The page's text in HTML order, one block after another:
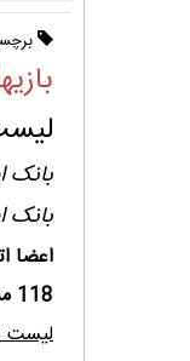
بانک
بانک
اعضا
118 مشاغل شهرستان اصفهان
لیست